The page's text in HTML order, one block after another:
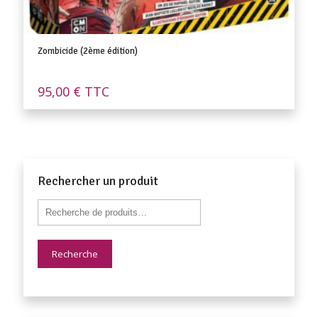
Zombicide (2ème édition)
95,00 € TTC
Rechercher un produit
Recherche